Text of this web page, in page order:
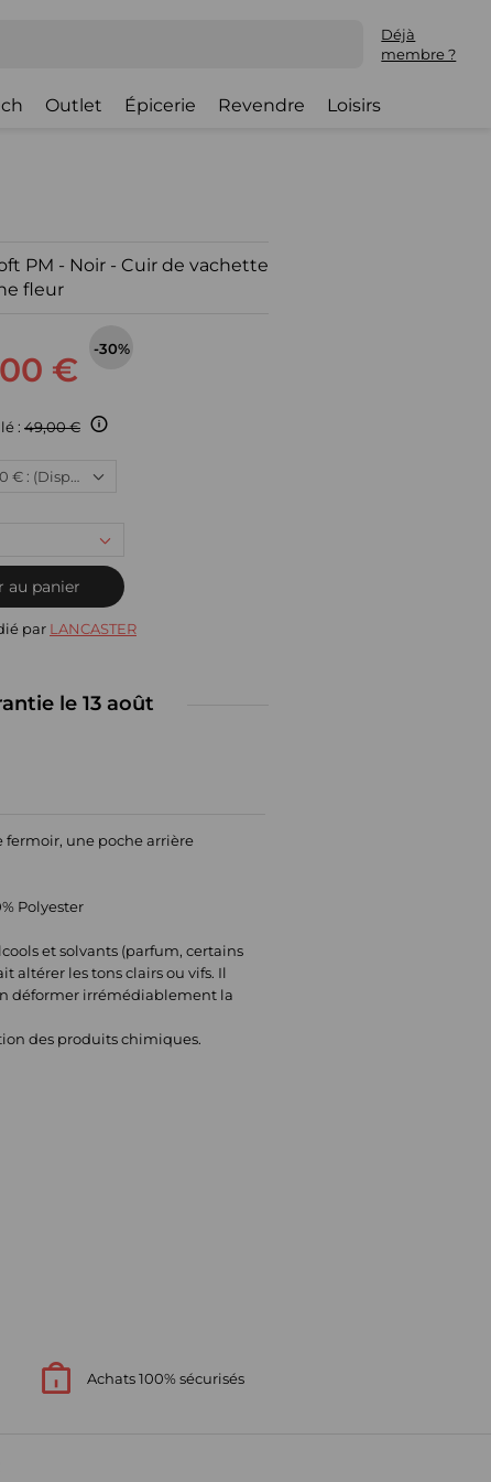
Déjà
membre ?
Outlet Épicerie Revendre Loisirs
PM - Noir - Cuir de vachette
fleur
€
-30%
: 49,00 €
Neuf, 34,00 € : (Disponible)
au panier
par LANCASTER
le 13 août
fermoir, une poche arrière
Polyester
et solvants (parfum, certains
altérer les tons clairs ou vifs. Il
déformer irrémédiablement la
des produits chimiques.
Achats 100% sécurisés